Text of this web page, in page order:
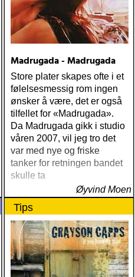
Madrugada - Madrugada
Store plater skapes ofte i et
følelsesmessig rom ingen
ønsker å være, det er også
tilfellet for «Madrugada».
Da Madrugada gikk i studio
våren 2007, vil jeg tro det
var med nye og friske
tanker for retningen bandet
skulle ta
Øyvind Moen
Tips